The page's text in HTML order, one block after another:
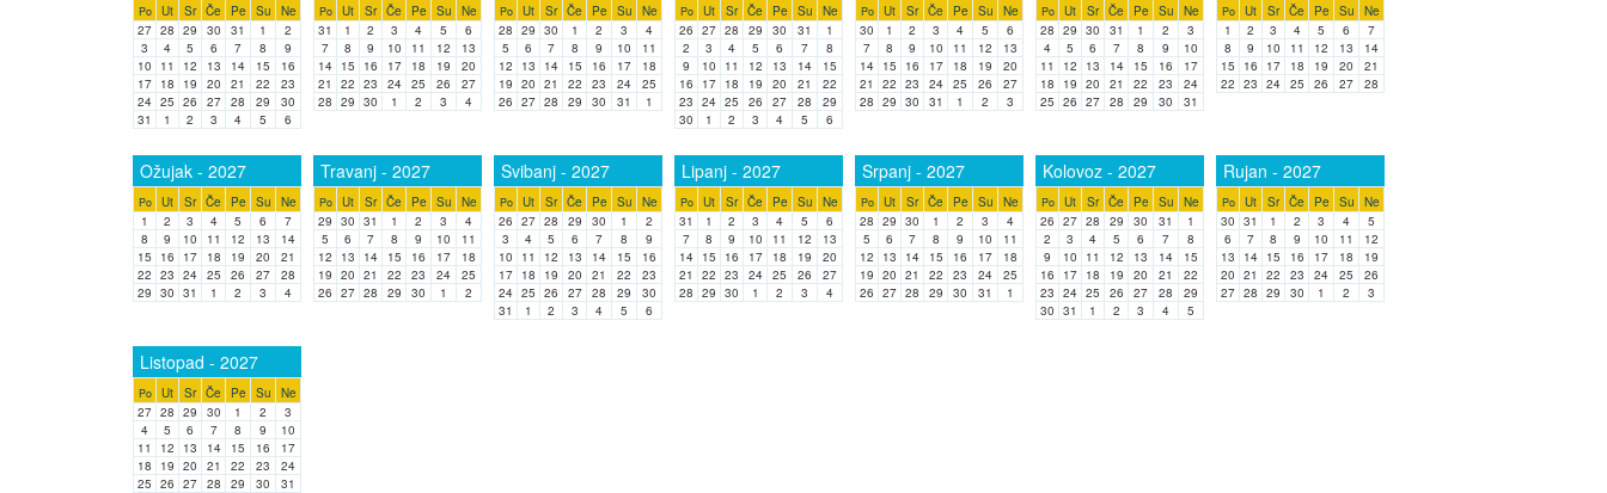
Po Ut Sr Če Pe Su
Ne
27 28 29 30 31 1
2
3
4 5 6 7 8
9
10
11 12 13 14 15
16
17 18 19 20 21 22
23
24 25 26 27 28 29
30
31
1 2 3 4 5 6
Po Ut Sr Če Pe Su
Ne
31
1 2 3 4 5
6
7
8 9 10 11 12
13
14 15 16 17 18 19
20
21
22 23 24 25 26
27
28 29 30 1 2 3 4
Po Ut Sr Če Pe Su
Ne
28 29 30 1 2 3
4
5
6 7 8 9 10
11
12
13 14 15 16 17
18
19 20 21 22 23 24
25
26 27 28 29 30 31 1
Po Ut Sr Če Pe Su
Ne
26 27 28 29 30 31
1
2
3 4 5 6 7
8
9
10 11 12 13 14
15
16
17 18 19 20 21
22
23 24 25 26 27 28
29
30
1 2 3 4 5 6
Po Ut Sr Če Pe Su
Ne
30
1 2 3 4 5
6
7
8 9 10 11 12
13
14 15 16 17 18 19
20
21
22 23 24 25 26
27
28 29 30 31 1 2 3
Po Ut Sr Če Pe Su
Ne
28 29 30 31 1 2
3
4
5 6 7 8 9
10
11
12 13 14 15 16
17
18
19 20 21 22 23
24
25 26 27 28 29 30 31
Po Ut Sr Če Pe Su
Ne
1
2 3 4 5 6
7
8
9 10 11 12 13
14
15
16 17 18 19 20
21
22 23 24 25 26 27 28
Ožujak - 2027
Po Ut Sr Če Pe Su
Ne
1
2 3 4 5 6
7
8
9 10 11 12 13
14
15
16 17 18 19 20
21
22 23 24 25 26 27
28
29 30 31 1 2 3 4
Travanj - 2027
Po Ut Sr Če Pe Su
Ne
29 30 31 1 2 3
4
5
6 7 8 9 10
11
12
13 14 15 16 17
18
19 20 21 22 23 24
25
26 27 28 29 30 1 2
Svibanj - 2027
Po Ut Sr Če Pe Su
Ne
26 27 28 29 30 1
2
3
4 5 6 7 8
9
10
11 12 13 14 15
16
17 18 19 20 21 22
23
24 25 26 27 28 29
30
31
1 2 3 4 5 6
Lipanj - 2027
Po Ut Sr Če Pe Su
Ne
31
1 2 3 4 5
6
7
8 9 10 11 12
13
14 15 16 17 18 19
20
21
22 23 24 25 26
27
28 29 30 1 2 3 4
Srpanj - 2027
Po Ut Sr Če Pe Su
Ne
28 29 30 1 2 3
4
5
6 7 8 9 10
11
12
13 14 15 16 17
18
19 20 21 22 23 24
25
26 27 28 29 30 31 1
Kolovoz - 2027
Po Ut Sr Če Pe Su
Ne
26 27 28 29 30 31
1
2
3 4 5 6 7
8
9
10 11 12 13 14
15
16
17 18 19 20 21
22
23 24 25 26 27 28
29
30 31 1 2 3 4 5
Rujan - 2027
Po Ut Sr Če Pe Su
Ne
30 31 1 2 3 4
5
6
7 8 9 10 11
12
13
14 15 16 17 18
19
20 21 22 23 24 25
26
27 28 29 30 1 2 3
Listopad - 2027
Po Ut Sr Če Pe Su
Ne
27 28 29 30 1 2
3
4
5 6 7 8 9
10
11
12 13 14 15 16
17
18
19 20 21 22 23
24
25 26 27 28 29 30 31